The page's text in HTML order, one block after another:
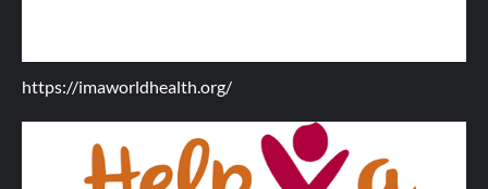
https://imaworldhealth.org/